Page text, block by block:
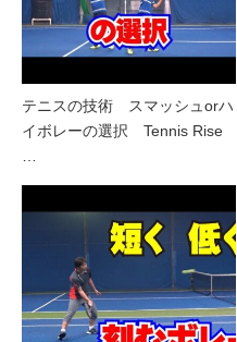
テニスの技術 スマッシュorハ
イボレーの選択 Tennis Rise